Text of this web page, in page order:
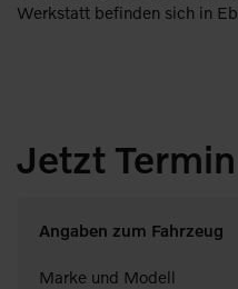
Werkstatt befinden sich in
Jetzt
Angaben zum Fahrzeug
Marke und Modell